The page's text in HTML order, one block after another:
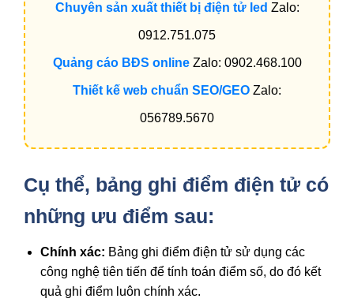
Chuyên sản xuất thiết bị điện tử led Zalo:
0912.751.075
Quảng cáo BĐS onlineZalo: 0902.468.100
Thiết kế web chuẩn SEO/GEO Zalo:
056789.5670
Cụ thể, bảng ghi điểm điện tử có
những ưu điểm sau:
Chính xác: Bảng ghi điểm điện tử sử dụng các
công nghệ tiên tiến để tính toán điểm số, do đó kết
quả ghi điểm luôn chính xác.